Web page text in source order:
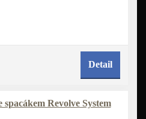
Detail
Revolve System